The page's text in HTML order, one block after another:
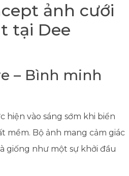
ảnh cưới
tại Dee
– Bình minh
hiện vào sáng sớm khi biển
mềm. Bộ ảnh mang cảm giác
giống như một sự khởi đầu